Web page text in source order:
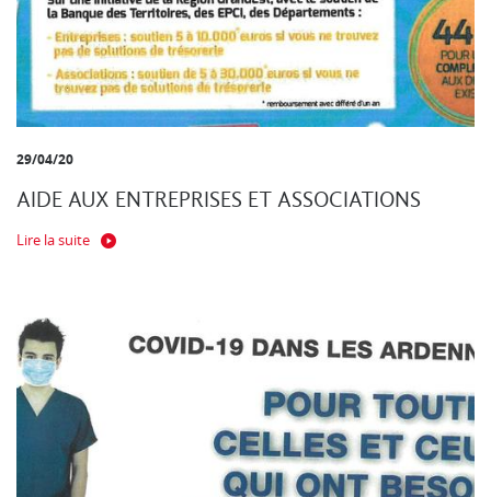
29/04/20
AIDE AUX ENTREPRISES ET ASSOCIATIONS
Lire la suite